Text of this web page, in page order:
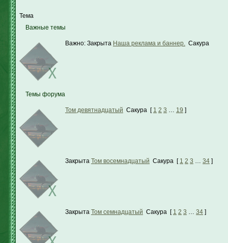
Тема
Важные темы
Важно: Закрыта Наша реклама и баннер. Сакура
Темы форума
Том девятнадцатый Сакура [ 1 2 3 19 ]
Закрыта Том восемнадцатый Сакура [ 1 2 3 34 ]
Закрыта Том семнадцатый Сакура [ 1 2 3 34 ]